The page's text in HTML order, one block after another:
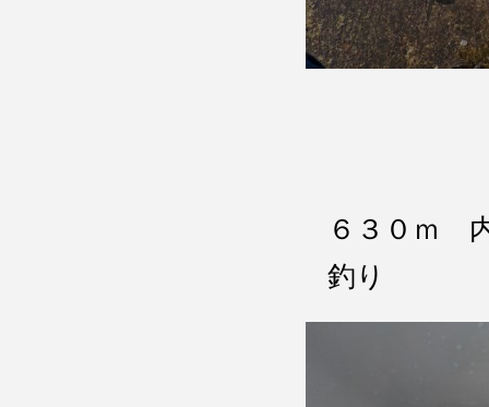
６３０ｍ
釣り